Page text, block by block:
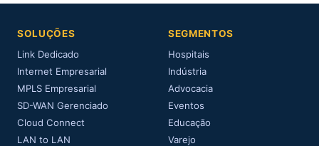
SOLUÇÕES
Link Dedicado
Internet Empresarial
MPLS Empresarial
SD-WAN Gerenciado
Cloud Connect
LAN to LAN
SEGMENTOS
Hospitais
Indústria
Advocacia
Eventos
Educação
Varejo